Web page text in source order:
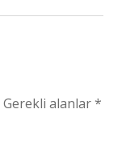
Gerekli alanlar*